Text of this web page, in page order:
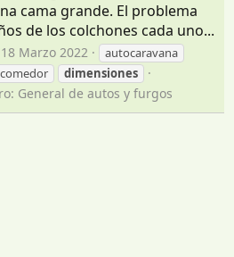
cama grande. El problema
de los colchones cada uno...
18 Marzo 2022
autocaravana
comedor dimensiones
General de autos y furgos